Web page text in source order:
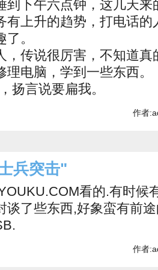
到下午六点钟，这几天
有上升的趋势，打电话
。
，传说很厉害，不知道真
理电脑，学到一些东西。
扬言说要扁我。
作者
兵突击"
看的.有时候
谈了些东西,好象蛮有前
作者